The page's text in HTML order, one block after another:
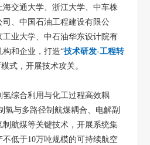
交通大学、浙江大学、中车株
、中国石油工程建设有限公
业大学、中石油华东设计院有
构和企业，打造“技术研发-工程转
式，开展技术攻关。
综合利用与化工过程高效耦
氢与多路径制航煤耦合、电解副
航煤等关键技术，开展系统集
低于10万吨规模的可持续航空